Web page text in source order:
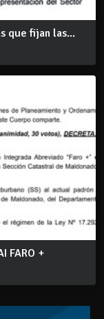
que fijan las...
FARO +